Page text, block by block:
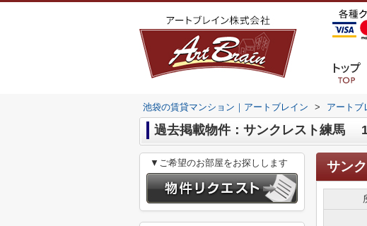
トップ
池袋の賃貸マンション｜アートブレイン > アートブ
過去掲載物件：サンクレスト練馬
サン
▼ご希望のお部屋をお探しします